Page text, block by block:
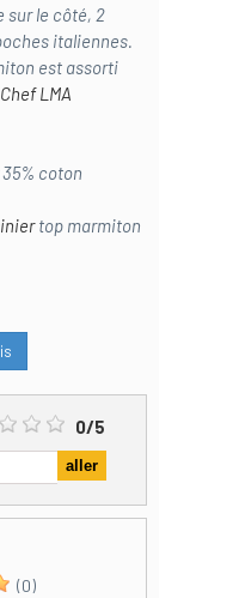
sur le côté, 2
italiennes.
est assorti
LMA
coton
top marmiton
0/5
(0)